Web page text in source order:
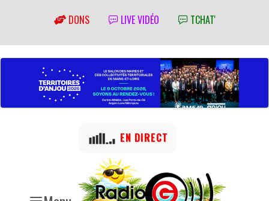
DONS LIVE VIDÉO TCHAT'
EN DIRECT